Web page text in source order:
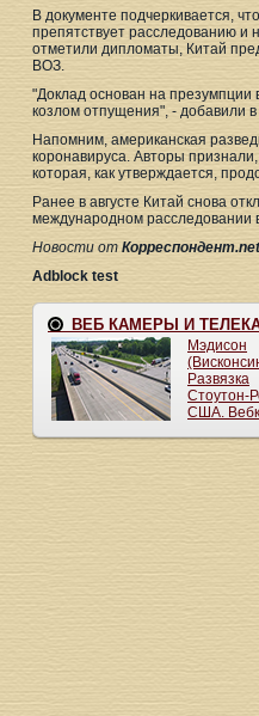
В документе подчеркивается,
препятствует расследованию
отметили дипломаты, Китай
ВОЗ.
"Доклад основан на презумпции
козлом отпущения", - добавили
Напомним, американская
коронавируса. Авторы
которая, как утверждается,
Ранее в августе Китай снова
международном расследовании
Новости от
Adblock test